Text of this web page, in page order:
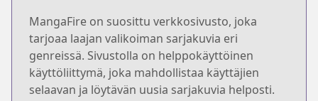
MangaFire on suosittu verkkosivusto, joka
tarjoaa laajan valikoiman sarjakuvia eri
genreissä. Sivustolla on helppokäyttöinen
käyttöliittymä, joka mahdollistaa käyttäjien
selaavan ja löytävän uusia sarjakuvia helposti.